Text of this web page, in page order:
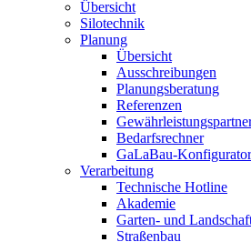
Übersicht
Silotechnik
Planung
Übersicht
Ausschreibungen
Planungsberatung
Referenzen
Bedarfsrechner
GaLaBau-Konfigurator
Verarbeitung
Technische Hotline
Akademie
Garten- und
Straßenbau